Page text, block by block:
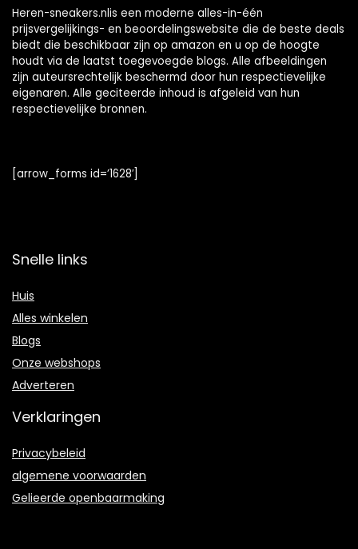
Heren-sneakers.nlis een moderne alles-in-één
prijsvergelijkings- en beoordelingswebsite die de beste deals
biedt die beschikbaar zijn op amazon en u op de hoogte
houdt via de laatst toegevoegde blogs. Alle afbeeldingen
zijn auteursrechtelijk beschermd door hun respectievelijke
eigenaren. Alle geciteerde inhoud is afgeleid van hun
respectievelijke bronnen.
[arrow_forms id=’1628′]
Snelle links
Huis
Alles winkelen
Blogs
Onze webshops
Adverteren
Verklaringen
Privacybeleid
algemene voorwaarden
Gelieerde openbaarmaking